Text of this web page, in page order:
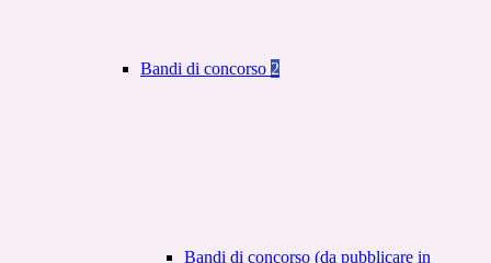
Bandi di concorso 2
Bandi di concorso (da pubblicare in